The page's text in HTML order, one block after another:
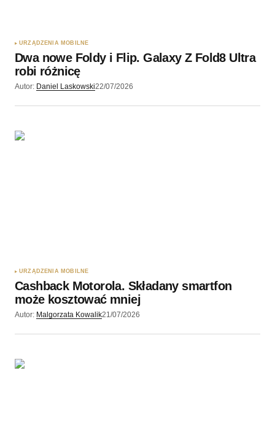
URZĄDZENIA MOBILNE
Dwa nowe Foldy i Flip. Galaxy Z Fold8 Ultra
robi różnicę
Autor: Daniel Laskowski22/07/2026
URZĄDZENIA MOBILNE
Cashback Motorola. Składany smartfon
może kosztować mniej
Autor: Malgorzata Kowalik21/07/2026